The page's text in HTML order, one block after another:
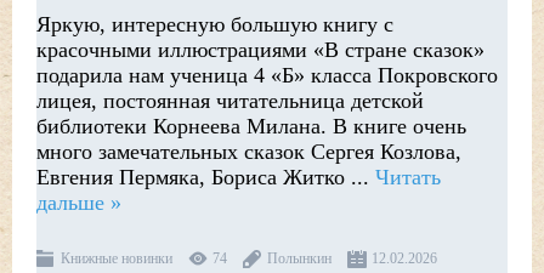
Яркую, интересную большую книгу с
красочными иллюстрациями «В стране сказок»
подарила нам ученица 4 «Б» класса Покровского
лицея, постоянная читательница детской
библиотеки Корнеева Милана. В книге очень
много замечательных сказок Сергея Козлова,
Евгения Пермяка, Бориса Житко ... Читать
дальше »
Книжные новинки 74 Полынкин
12.02.2026